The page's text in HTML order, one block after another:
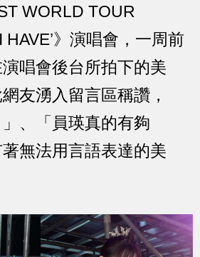
WORLD TOUR
HAVE’》演唱會，一周前
唱會後台所拍下的美
友湧入留言區稱讚，
」、「員瑛真的有夠
無法用言語表達的美